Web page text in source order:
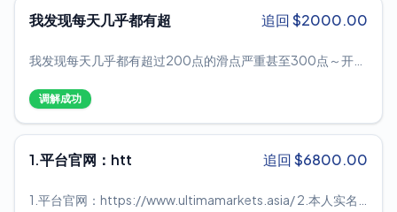
180 手的全部订单的平仓。 我的交易利润为 10 万，当我尝试
商投诉时，我无法保留利润。 他们否认我的利润。 我有这个事
业。 我认为没有一个平台这样做。 他们允许在亏损时平仓，但
净值是 25,000 美元。 我的利润超过 10 万，但他们不允许平
仓。 如果市场对我不利，那么如果我的账户里有超过 10 万，
都会损失。 如果您是较大的投资者并且您的资本超过 5000
法平仓，无法通过即时会话联系到他们， 如果你投诉，他们会
我发现每天几乎都有超 追回 $2000.00
我发现每天几乎都有超过200点的滑点严重甚至300点～开盘
交易者公平吗
调解成功
1.平台官网：htt 追回 $6800.00
1.平台官网：https://www.ultimamarkets.asia/ 2.本人实名